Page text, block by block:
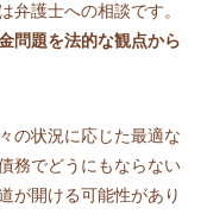
弁護士への相談です。
問題を法的な観点から
の状況に応じた最適な
務でどうにもならない
が開ける可能性があり